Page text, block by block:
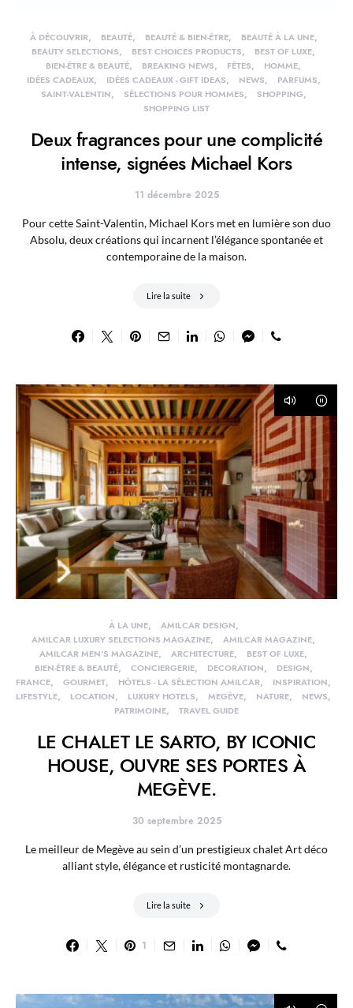
À DÉCOUVRIR BEAUTÉ BEAUTÉ & BIEN-ÊTRE
BEAUTÉ À LA UNE
BEAUTY SELECTIONS
BEST CHOICES PRODUCTS
BEST OF LUXE
BIEN-ÊTRE & BEAUTÉ
BREAKING NEWS FÊTES
HOMME
IDÉES CADEAUX
IDÉES CADEAUX - GIFT IDEAS NEWS
PARFUMS
SAINT-VALENTIN
SÉLECTIONS POUR HOMMES
SHOPPING
SHOPPING LIST
Deux fragrances pour une complicité
intense, signées Michael Kors
11 décembre 2025
Pour cette Saint-Valentin, Michael Kors met en lumière son duo
Absolu, deux créations qui incarnent l’élégance spontanée et
contemporaine de la maison.
Lire la suite
À LA UNE
AMILCAR DESIGN
AMILCAR LUXURY SELECTIONS MAGAZINE
AMILCAR MAGAZINE
AMILCAR MEN'S MAGAZINE
ARCHITECTURE
BEST OF LUXE
BIEN-ÊTRE & BEAUTÉ
CONCIERGERIE DECORATION
DESIGN
FRANCE
GOURMET HÔTELS - LA SÉLECTION AMILCAR
INSPIRATION
LIFESTYLE
LOCATION LUXURY HOTELS MEGÈVE NATURE
NEWS
PATRIMOINE
TRAVEL GUIDE
LE CHALET LE SARTO, BY ICONIC
HOUSE, OUVRE SES PORTES À
MEGÈVE.
30 septembre 2025
Le meilleur de Megève au sein d’un prestigieux chalet Art déco
alliant style, élégance et rusticité montagnarde.
Lire la suite
1